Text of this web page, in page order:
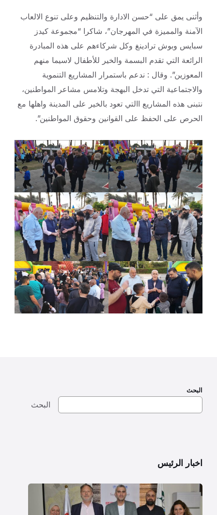
وأثنى يمق على “حسن الادارة والتنظيم وعلى تنوع الالعاب
الآمنة والمميزة في المهرجان”، شاكرا “مجموعة كيدز
سبايس وبوش ترادينغ وكل شركاءهم على هذه المبادرة
الرائعة التي تقدم البسمة والخير للأطفال لاسيما منهم
المعوزين”. وقال : ندعم باستمرار المشاريع التنموية
والاجتماعية التي تدخل البهجة وتلامس مشاعر المواطنين،
نتبنى هذه المشاريع االتي تعود بالخير على المدينة واهلها مع
الحرص على الحفظ على القوانين وحقوق المواطنين”.
البحث
البحث
اخبار الرئيس